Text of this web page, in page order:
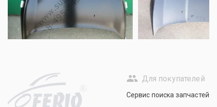
R
Для покупателей
Сервис поиска запчастей